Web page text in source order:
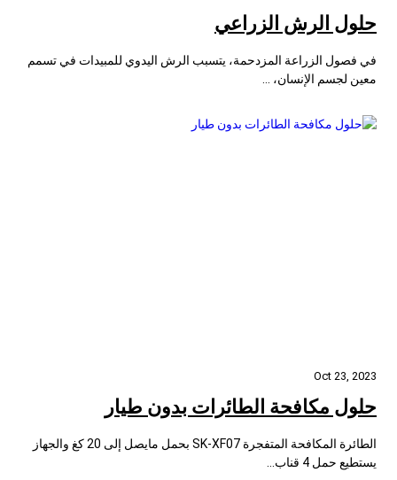
حلول الرش الزراعي
في فصول الزراعة المزدحمة، يتسبب الرش اليدوي للمبيدات في تسمم
معين لجسم الإنسان، ...
Oct 23, 2023
حلول مكافحة الطائرات بدون طيار
الطائرة المكافحة المتفجرة SK-XF07 بحمل مايصل إلى 20 كغ والجهاز
يستطيع حمل 4 قناب...